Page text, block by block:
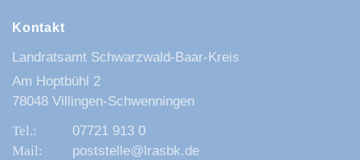
Kontakt
Landratsamt Schwarzwald-Baar-Kreis
Am Hoptbühl 2
78048 Villingen-Schwenningen
07721 913 0
poststelle@lrasbk.de